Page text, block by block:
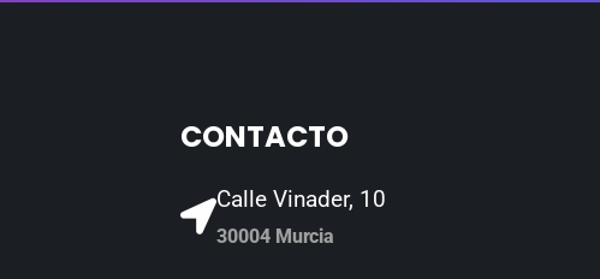
CONTACTO
Calle Vinader, 10
30004 Murcia